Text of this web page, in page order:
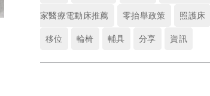
家醫療電動床推薦
零抬舉政策 照護床
移位
輪椅 輔具 分享 資訊